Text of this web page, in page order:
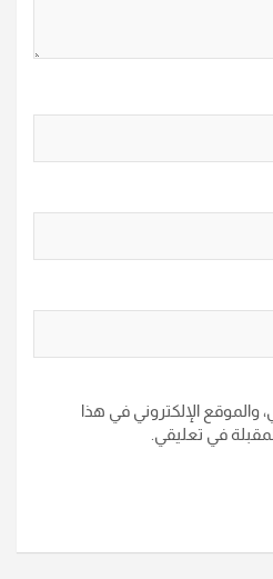
والموقع الإلكتروني في هذا
في تعليقي.